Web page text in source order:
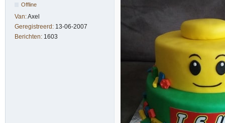
Offline
Van:Axel
Geregistreerd: 13-06-2007
Berichten: 1603